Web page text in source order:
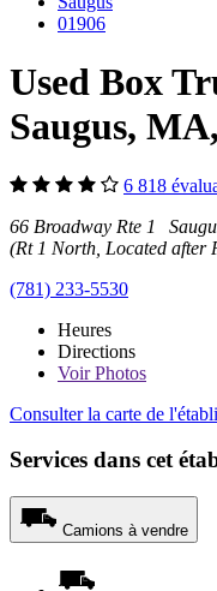
01906
Used Box
Saugus,
6 818
66 Broadway Rte 1
(Rt 1 North, Located after
(781) 233-5530
Heures
Directions
VoirPhotos
Consulter la carte de
Services dans cet
Camions à vendre